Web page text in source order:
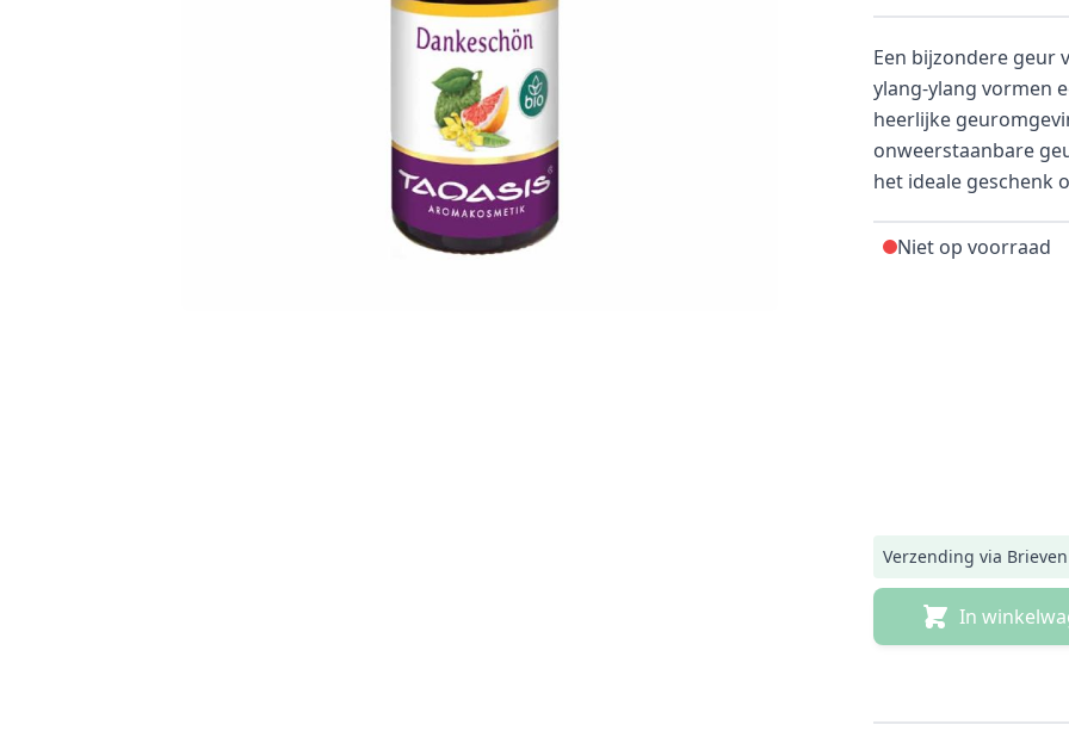
Een bijzondere geur
ylang-ylang vormen
heerlijke
onweerstaanbare
het ideale geschenk
Niet op voorraad
Verzending via
In